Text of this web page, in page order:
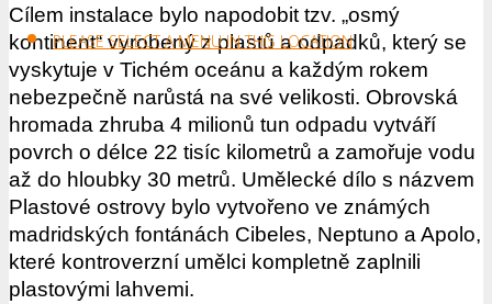
PLEASE SELECT A MENU IN THIS LOCATION
Cílem instalace bylo napodobit tzv. „osmý
kontinent“ vyrobený z plastů a odpadků, který se
vyskytuje v Tichém oceánu a každým rokem
nebezpečně narůstá na své velikosti. Obrovská
hromada zhruba 4 milionů tun odpadu vytváří
povrch o délce 22 tisíc kilometrů a zamořuje vodu
až do hloubky 30 metrů. Umělecké dílo s názvem
Plastové ostrovy bylo vytvořeno ve známých
madridských fontánách Cibeles, Neptuno a Apolo,
které kontroverzní umělci kompletně zaplnili
plastovými lahvemi.